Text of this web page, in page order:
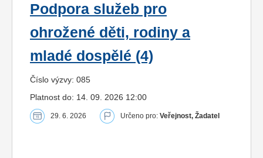
Podpora služeb pro
ohrožené děti, rodiny a
mladé dospělé (4)
Číslo výzvy: 085
Platnost do: 14. 09. 2026 12:00
29. 6. 2026 Určeno pro: Veřejnost, Žadatel